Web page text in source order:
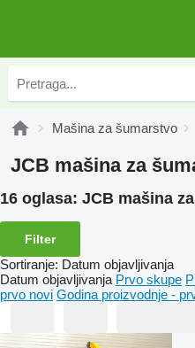
Mašina za šumarstvo
JCB mašina za
16 oglasa: JCB mašina
Filter
Sortiranje: Datum objavljivanja
Datum objavljivanja Prvo skupe
prvo novi Godina proizvodnje -